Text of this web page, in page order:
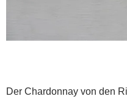
Der Chardonnay von den